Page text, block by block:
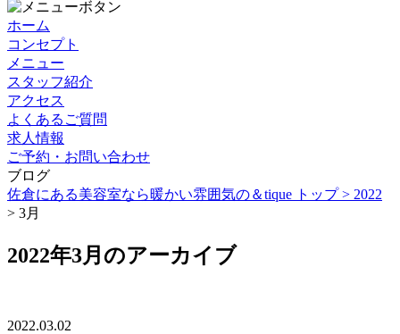
ホーム
コンセプト
メニュー
スタッフ紹介
アクセス
よくあるご質問
求人情報
ご予約・お問い合わせ
ブログ
佐倉にある美容室なら暖かい雰囲気の＆tique トップ > 2022
> 3月
2022年3月のアーカイブ
2022.03.02